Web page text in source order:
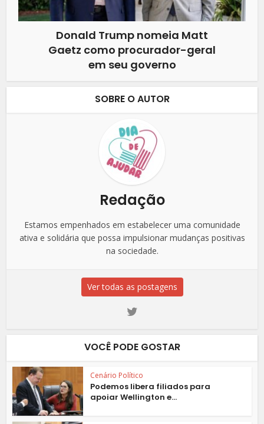
Donald Trump nomeia Matt
Gaetz como procurador-geral
em seu governo
SOBRE O AUTOR
Redação
Estamos empenhados em estabelecer uma comunidade
ativa e solidária que possa impulsionar mudanças positivas
na sociedade.
Ver todas as postagens
VOCÊ PODE GOSTAR
Cenário Político
Podemos libera filiados para
apoiar Wellington e...